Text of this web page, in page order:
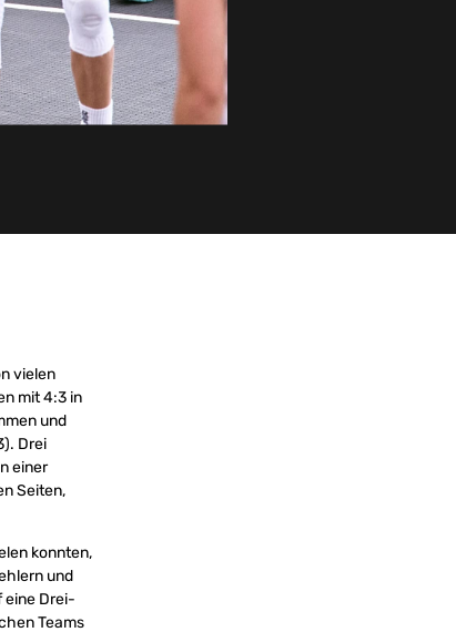
vielen
mit 4:3 in
und
Drei
einer
Seiten,
konnten,
und
eine Drei-
Teams